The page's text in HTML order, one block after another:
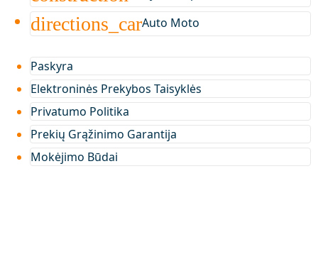
directions_carAuto Moto
Paskyra
Elektroninės Prekybos Taisyklės
Privatumo Politika
Prekių Grąžinimo Garantija
Mokėjimo Būdai